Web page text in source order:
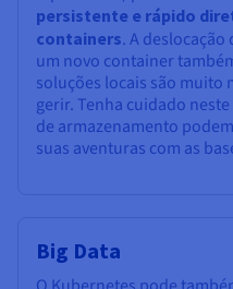
persistente e rápido
containers. A
um novo container
soluções locais são muito
gerir. Tenha cuidado
de armazenamento
suas aventuras com as
Big Data